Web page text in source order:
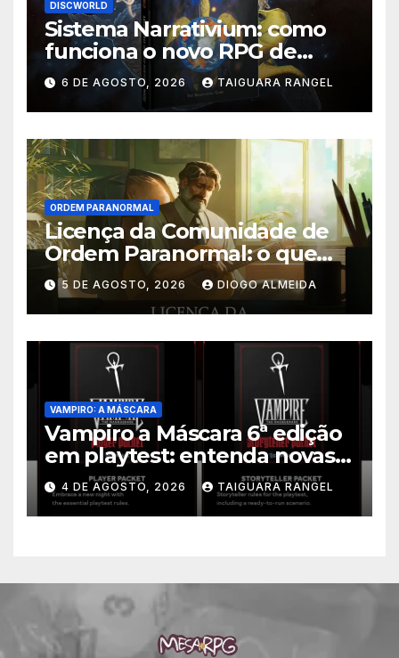
DISCWORLD
Sistema Narrativium: como
funciona o novo RPG de
Discworld
6 DE AGOSTO, 2026 TAIGUARA RANGEL
ORDEM PARANORMAL
Licença da Comunidade de
Ordem Paranormal: o que
muda nos direitos autorais
5 DE AGOSTO, 2026 DIOGO ALMEIDA
VAMPIRO: A MÁSCARA
Vampiro a Máscara 6ª edição
em playtest: entenda novas
regras
4 DE AGOSTO, 2026 TAIGUARA RANGEL